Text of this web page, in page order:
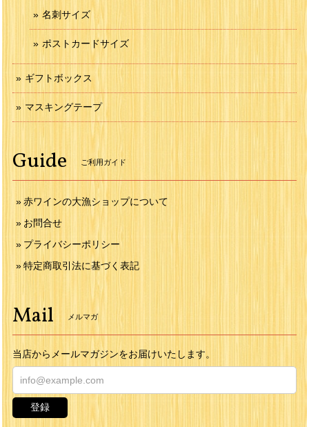
名刺サイズ
ポストカードサイズ
ギフトボックス
マスキングテープ
Guide ご利用ガイド
赤ワインの大漁ショップについて
お問合せ
プライバシーポリシー
特定商取引法に基づく表記
Mail メルマガ
当店からメールマガジンをお届けいたします。
登録